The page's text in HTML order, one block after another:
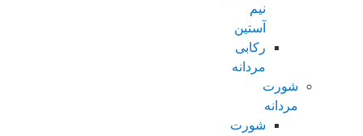
نیم
آستین
رکابی
مردانه
شورت
مردانه
شورت